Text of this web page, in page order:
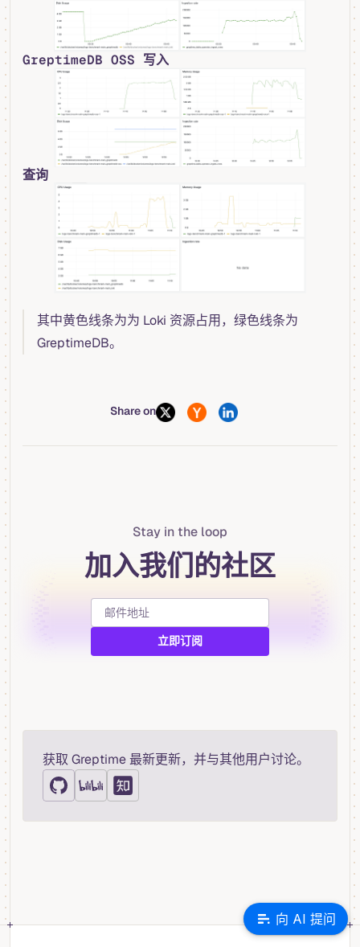
GreptimeDB OSS 写入
查询
其中黄色线条为为 Loki 资源占用，绿色线条为
GreptimeDB。
Share on
Stay in the loop
加入我们的社区
获取 Greptime 最新更新，并与其他用户讨论。
向 AI 提问